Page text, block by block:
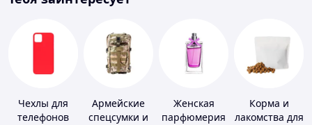
Чехлы для
телефонов
Армейские
спецсумки и
Женская
парфюмерия
Корма и
лакомства для